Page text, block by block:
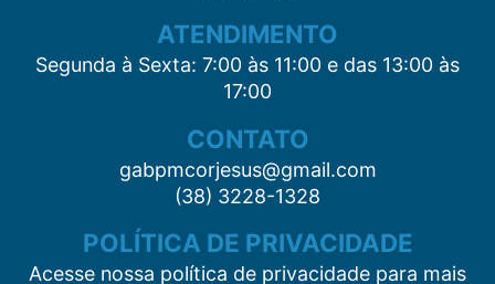
ATENDIMENTO
Segunda à Sexta: 7:00 às 11:00 e das 13:00 às
17:00
CONTATO
gabpmcorjesus@gmail.com
(38) 3228-1328
POLÍTICA DE PRIVACIDADE
Acesse nossa política de privacidade para mais